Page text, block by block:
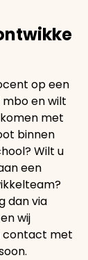
op een
mbo en wilt
met
binnen
Wilt u
een
dan via
wij
contact met